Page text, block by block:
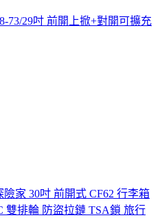
73/29吋 前開上掀+對開可擴充
險家 30吋 前開式 CF62 行李箱
雙排輪 防盜拉鏈 TSA鎖 旅行